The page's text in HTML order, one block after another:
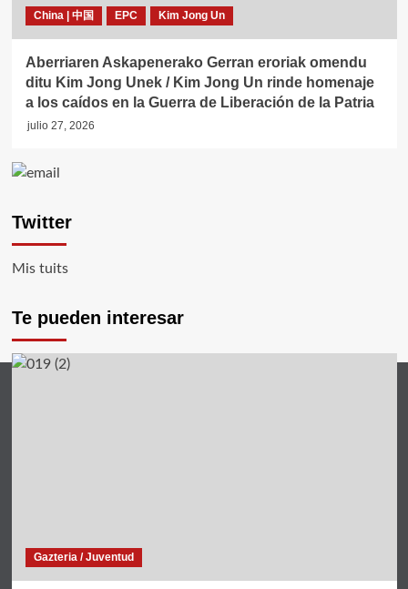
China | 中国 EPC Kim Jong Un
Aberriaren Askapenerako Gerran eroriak omendu
ditu Kim Jong Unek / Kim Jong Un rinde homenaje
a los caídos en la Guerra de Liberación de la Patria
julio 27, 2026
Twitter
Mis tuits
Te pueden interesar
Gazteria / Juventud